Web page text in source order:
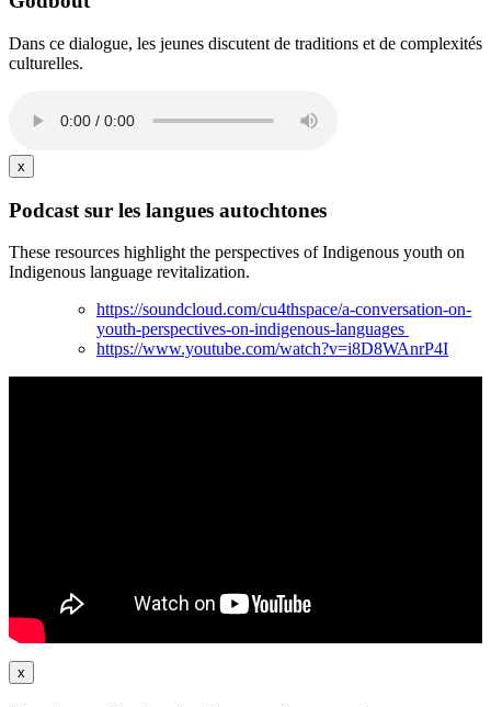
Dans ce dialogue, les jeunes discutent de traditions et de complexités
culturelles.
x
Podcast sur les langues autochtones
These resources highlight the perspectives of Indigenous youth on
Indigenous language revitalization.
https://soundcloud.com/cu4thspace/a-conversation-on-
youth-perspectives-on-indigenous-languages
https://www.youtube.com/watch?v=i8D8WAnrP4I
x